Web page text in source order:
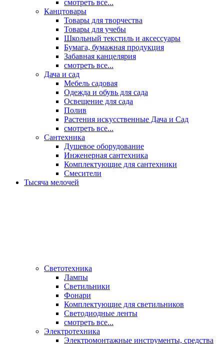
смотреть все...
Канцтовары
Товары для творчества
Товары для учебы
Школьный текстиль и аксессуары
Бумага, бумажная продукция
Забавная канцелярия
смотреть все...
Дача и сад
Мебель садовая
Одежда и обувь для сада
Освещение для сада
Полив
Растения искусственные Дача и Сад
смотреть все...
Сантехника
Душевое оборудование
Инженерная сантехника
Комплектующие для сантехники
Смесители
Тысяча мелочей
Светотехника
Лампы
Светильники
Фонари
Комплектующие для светильников
Светодиодные ленты
смотреть все...
Электротехника
Электромонтажные инструменты, средства